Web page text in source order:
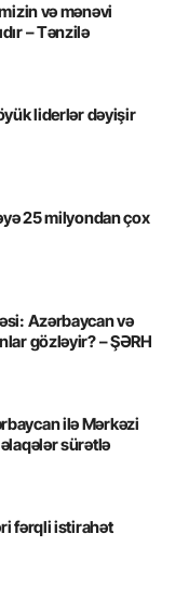
və mənəvi
– Tənzilə
liderlər dəyişir
25 milyondan çox
Azərbaycan və
gözləyir? – ŞƏRH
ilə Mərkəzi
sürətlə
fərqli istirahət